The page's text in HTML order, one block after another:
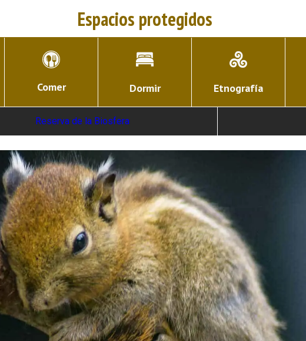
Espacios protegidos
Comer Dormir Etnografía
Reserva de la Biosfera